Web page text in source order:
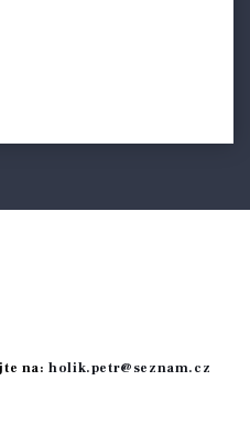
na:holik.petr@seznam.cz